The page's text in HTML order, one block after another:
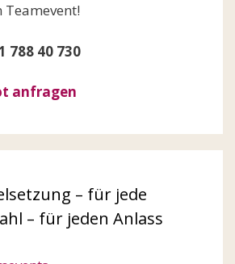
788 40 730
anfragen
– für jede
– für jeden Anlass